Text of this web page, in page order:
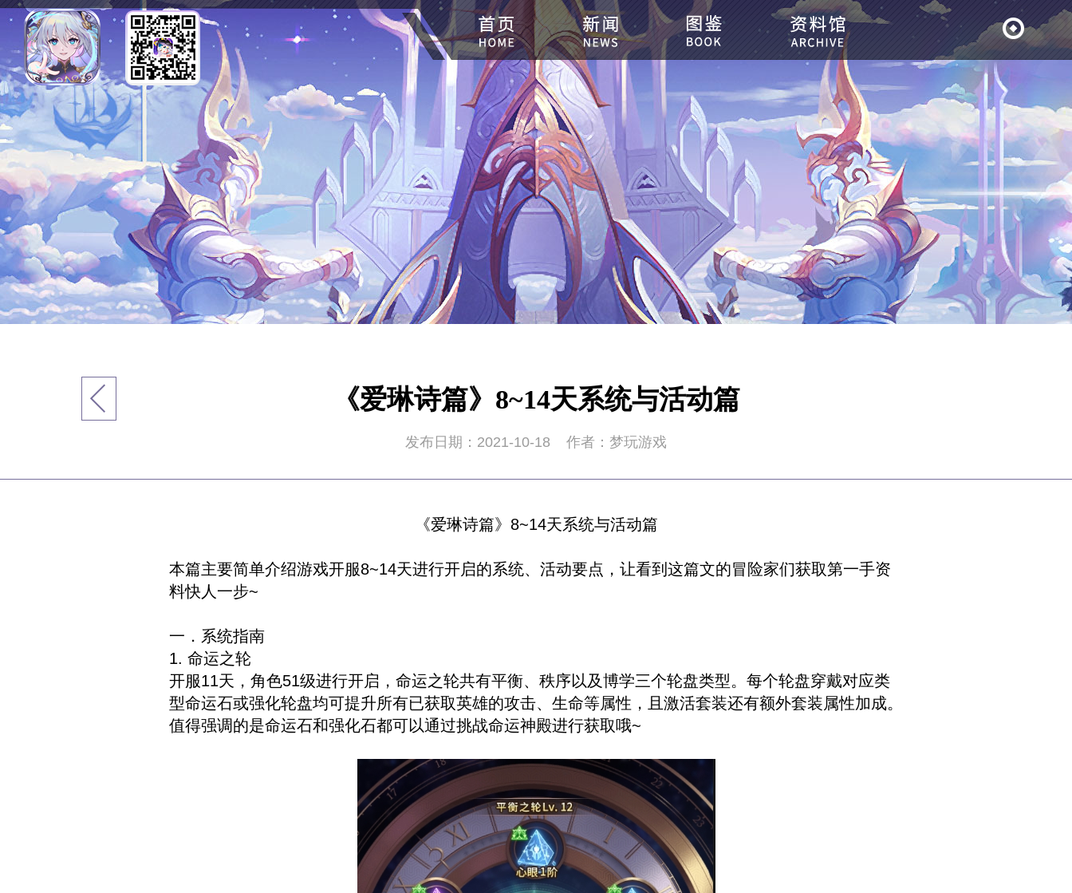
《爱琳诗篇》8~14天系统与活动篇
发布日期：2021-10-18 作者：梦玩游戏
《爱琳诗篇》8~14天系统与活动篇
本篇主要简单介绍游戏开服8~14天进行开启的系统、活动要点，让看到这篇文的冒险家们获取第一手资
料快人一步~
一．系统指南
1. 命运之轮
开服11天，角色51级进行开启，命运之轮共有平衡、秩序以及博学三个轮盘类型。每个轮盘穿戴对应类
型命运石或强化轮盘均可提升所有已获取英雄的攻击、生命等属性，且激活套装还有额外套装属性加成。
值得强调的是命运石和强化石都可以通过挑战命运神殿进行获取哦~